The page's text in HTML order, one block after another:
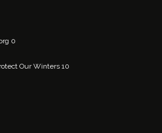
0
Our Winters 10